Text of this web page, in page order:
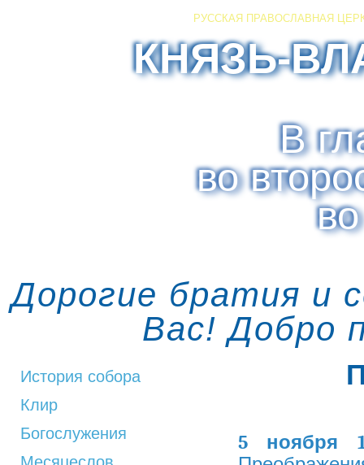
РУССКАЯ ПРАВОСЛАВНАЯ
КНЯЗЬ-
В
во
Дорогие братия и
Вас! Добро
История собора
Клир
Богослужения
5 ноября